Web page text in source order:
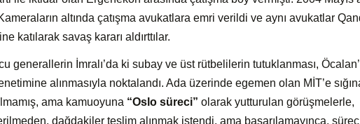
altında çatışma avukatlara emri verildi ve aynı avukatlar
katılarak savaş kararı aldırttılar.
generallerin İmralı’da ki subay ve üst rütbelilerin tutuklanması,
alınmasıyla noktalandı. Ada üzerinde egemen olan MİT’e
ama kamuoyuna “Oslo süreci” olarak yutturulan görüşmelerle,
dağdakiler teslim alınmak istendi, ama başarılamayınca,